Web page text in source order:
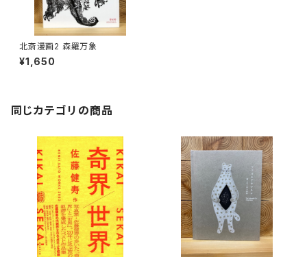
北斎漫画2 森羅万象
¥1,650
同じカテゴリの商品